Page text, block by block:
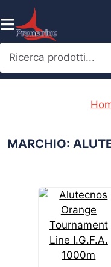
al
contenuto
Ricerca prodotti...
MARCHIO: